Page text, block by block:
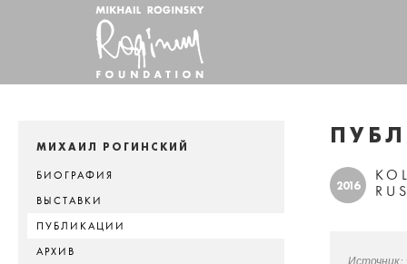
МИХАИЛ РОГИНСКИЙ
БИОГРАФИЯ
ВЫСТАВКИ
ПУБЛИКАЦИИ
АРХИВ
2016
Источник: